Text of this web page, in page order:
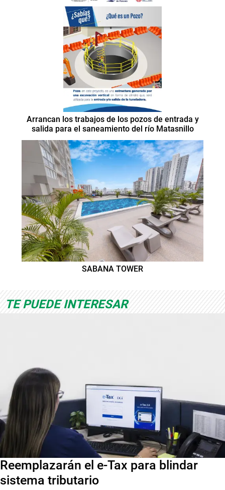
Arrancan los trabajos de los pozos de entrada y
salida para el saneamiento del río Matasnillo
SABANA TOWER
TE PUEDE INTERESAR
Reemplazarán el e-Tax para blindar
sistema tributario